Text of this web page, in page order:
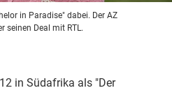
in Paradise" dabei. Der AZ
seinen Deal mit RTL.
in Südafrika als "Der